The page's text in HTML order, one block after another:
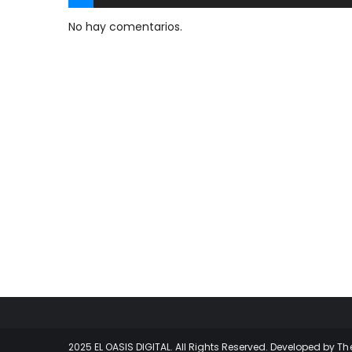
No hay comentarios.
2025 EL OASIS DIGITAL. All Rights Reserved. Developed by